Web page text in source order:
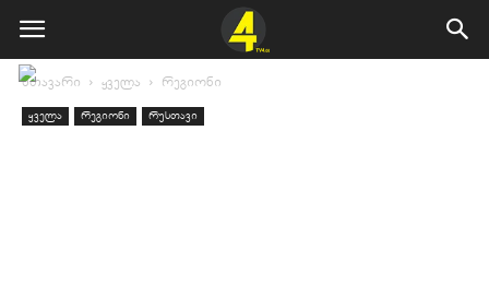
მთავარი ყველა რეგიონი
ყველა რეგიონი რუსთავი